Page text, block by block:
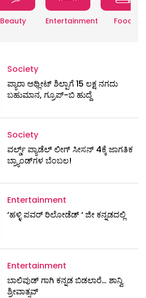
Beauty Entertainment Food
Society
ಪ್ಯಾರಾ ಅಥ್ಲೀಟ್ ಶಿಲ್ಪಾಗೆ 15 ಲಕ್ಷ ನಗದು
ಬಹುಮಾನ, ಗ್ರೂಪ್-ಬಿ ಹುದ್ದೆ
Society
ವರ್ಲ್ಡ್ ಪ್ಯಾಡೆಲ್ ಲೀಗ್ ಸೀಸನ್ 4ಕ್ಕೆ ಜಾಗತಿಕ
ಬ್ರ್ಯಾಂಡ್‌ಗಳ ಬೆಂಬಲ!
Entertainment
‘ಹಳ್ಳಿ ಪವರ್ ರಿಲೋಡೆಡ್ ‘ ಜೀ ಕನ್ನಡದಲ್ಲಿ
Entertainment
ಬಾಲಿವುಡ್ ಗಾಗಿ ಕನ್ನಡ ಬಿಡಲಾರೆ… ಶಾನ್ವಿ
ಶ್ರೀವಾತ್ಸವ್